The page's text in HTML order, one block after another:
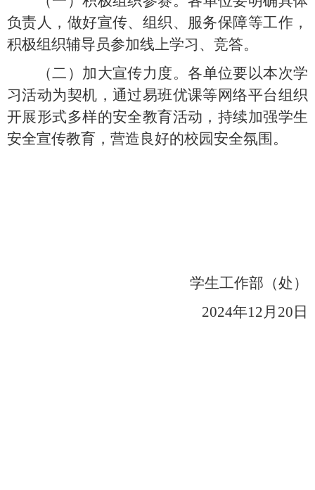
负责人，做好宣传、组织、服务保障等工作，
积极组织辅导员参加线上学习、竞答。
（二）加大宣传力度。各单位要以本次学
习活动为契机，通过易班优课等网络平台组织
开展形式多样的安全教育活动，持续加强学生
安全宣传教育，营造良好的校园安全氛围。
学生工作部（处）
2024年12月20日